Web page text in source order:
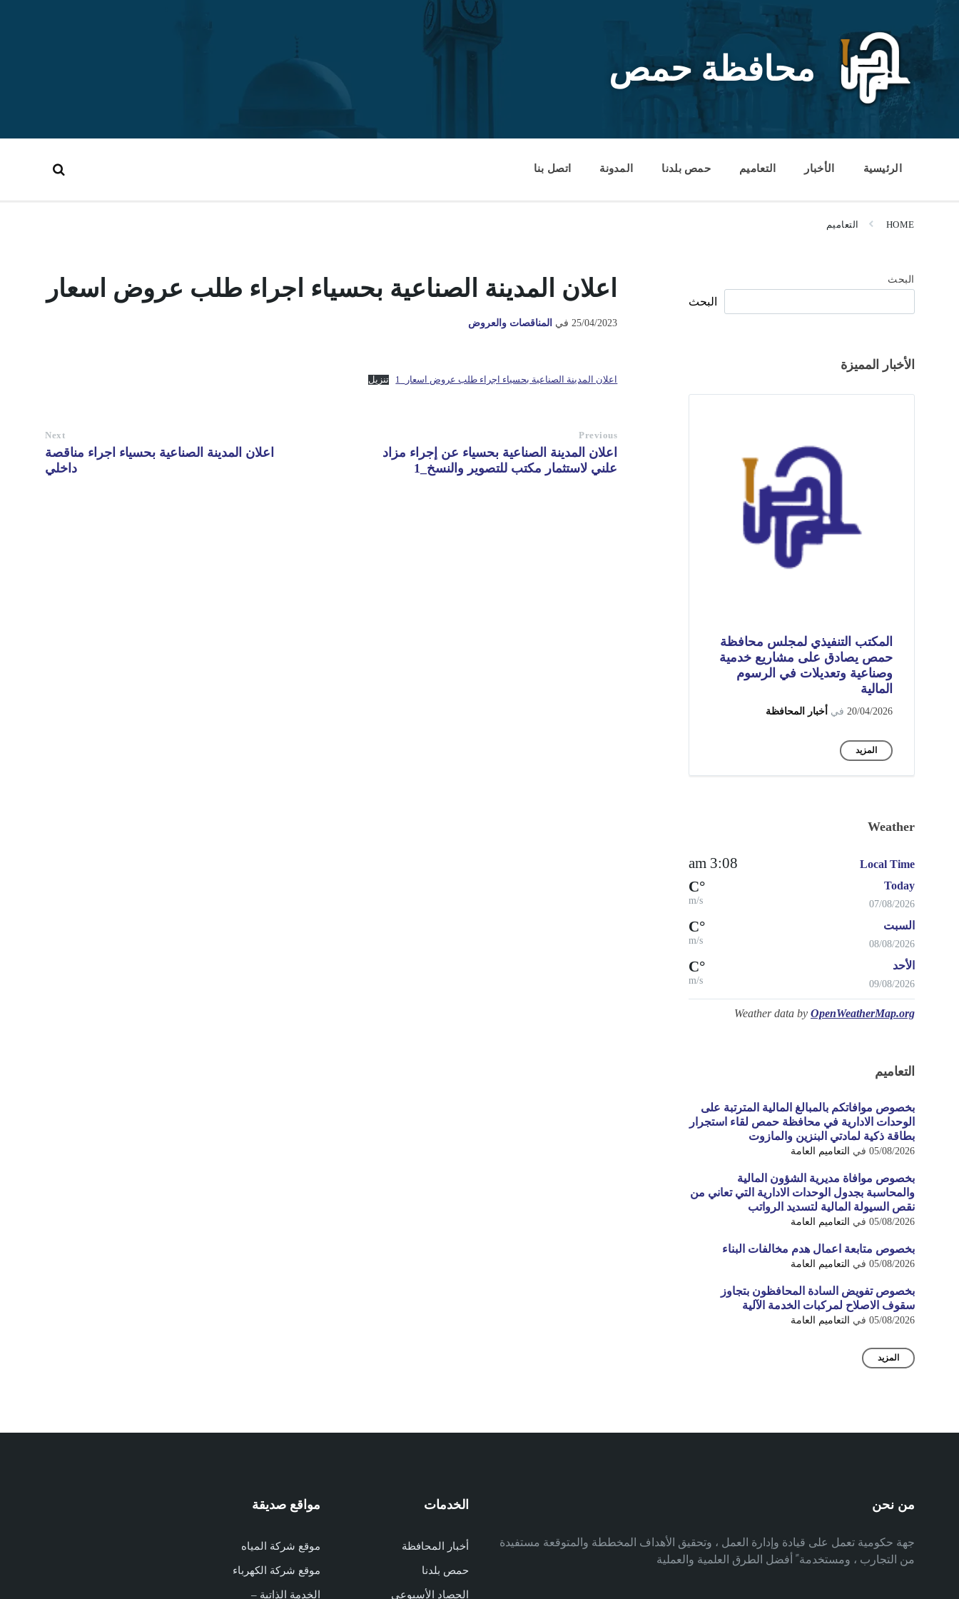
content
محافظة حمص
الرئيسية الأخبار التعاميم حمص بلدنا المدونة اتصل بنا
HOME التعاميم
اعلان المدينة الصناعية بحسياء اجراء طلب عروض اسعار
25/04/2023 في المناقصات والعروض
اعلان المدينة الصناعية بحسياء اجراء طلب عروض اسعار_1 تنزيل
Previous
اعلان المدينة الصناعية بحسياء عن إجراء مزاد
علني لاستثمار مكتب للتصوير والنسخ_1
Next
اعلان المدينة الصناعية بحسياء اجراء مناقصة
داخلي
البحث
البحث
الأخبار المميزة
المكتب التنفيذي لمجلس محافظة
حمص يصادق على مشاريع خدمية
وصناعية وتعديلات في الرسوم
المالية
20/04/2026 في أخبار المحافظة
المزيد
Weather
Local Time
3:08 am
Today
07/08/2026
°C
m/s
السبت
08/08/2026
°C
m/s
الأحد
09/08/2026
°C
m/s
Weather data by OpenWeatherMap.org
التعاميم
بخصوص موافاتكم بالمبالغ المالية المترتبة على
الوحدات الادارية في محافظة حمص لقاء استجرار
بطاقة ذكية لمادتي البنزين والمازوت
05/08/2026 في التعاميم العامة
بخصوص موافاة مديرية الشؤون المالية
والمحاسبة بجدول الوحدات الادارية التي تعاني من
نقص السيولة المالية لتسديد الرواتب
05/08/2026 في التعاميم العامة
بخصوص متابعة اعمال هدم مخالفات البناء
05/08/2026 في التعاميم العامة
بخصوص تفويض السادة المحافظون بتجاوز
سقوف الاصلاح لمركبات الخدمة الآلية
05/08/2026 في التعاميم العامة
المزيد
من نحن
جهة حكومية تعمل على قيادة وإدارة العمل ، وتحقيق الأهداف المخططة والمتوقعة مستفيدة
من التجارب ، ومستخدمة ً أفضل الطرق العلمية والعملية
الخدمات
أخبار المحافظة
حمص بلدنا
الحصاد الأسبوعي
مواقع صديقة
موقع شركة المياه
موقع شركة الكهرباء
الخدمة الذاتية –